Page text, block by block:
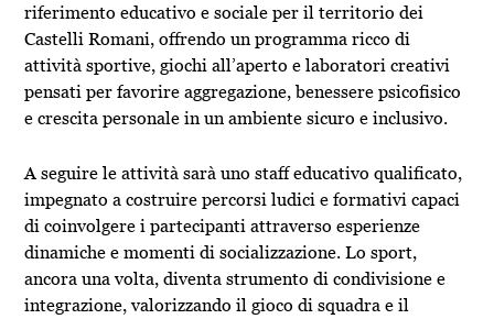
riferimento educativo e sociale per il territorio dei
Castelli Romani, offrendo un programma ricco di
attività sportive, giochi all’aperto e laboratori creativi
pensati per favorire aggregazione, benessere psicofisico
e crescita personale in un ambiente sicuro e inclusivo.
A seguire le attività sarà uno staff educativo qualificato,
impegnato a costruire percorsi ludici e formativi capaci
di coinvolgere i partecipanti attraverso esperienze
dinamiche e momenti di socializzazione. Lo sport,
ancora una volta, diventa strumento di condivisione e
integrazione, valorizzando il gioco di squadra e il